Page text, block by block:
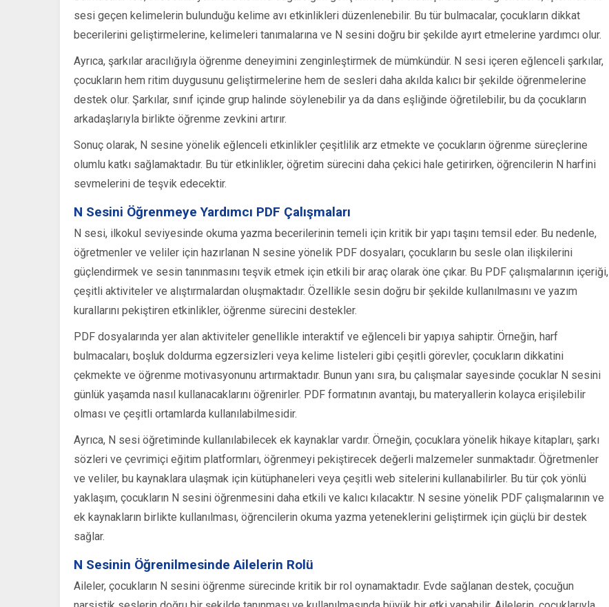
sesi geçen kelimelerin bulunduğu kelime avı etkinlikleri düzenlenebilir. Bu tür bulmacalar, çocukların dikkat
becerilerini geliştirmelerine, kelimeleri tanımalarına ve N sesini doğru bir şekilde ayırt etmelerine yardımcı olur.
Ayrıca, şarkılar aracılığıyla öğrenme deneyimini zenginleştirmek de mümkündür. N sesi içeren eğlenceli şarkılar,
çocukların hem ritim duygusunu geliştirmelerine hem de sesleri daha akılda kalıcı bir şekilde öğrenmelerine
destek olur. Şarkılar, sınıf içinde grup halinde söylenebilir ya da dans eşliğinde öğretilebilir, bu da çocukların
arkadaşlarıyla birlikte öğrenme zevkini artırır.
Sonuç olarak, N sesine yönelik eğlenceli etkinlikler çeşitlilik arz etmekte ve çocukların öğrenme süreçlerine
olumlu katkı sağlamaktadır. Bu tür etkinlikler, öğretim sürecini daha çekici hale getirirken, öğrencilerin N harfini
sevmelerini de teşvik edecektir.
N Sesini Öğrenmeye Yardımcı PDF Çalışmaları
N sesi, ilkokul seviyesinde okuma yazma becerilerinin temeli için kritik bir yapı taşını temsil eder. Bu nedenle,
öğretmenler ve veliler için hazırlanan N sesine yönelik PDF dosyaları, çocukların bu sesle olan ilişkilerini
güçlendirmek ve sesin tanınmasını teşvik etmek için etkili bir araç olarak öne çıkar. Bu PDF çalışmalarının içeriği,
çeşitli aktiviteler ve alıştırmalardan oluşmaktadır. Özellikle sesin doğru bir şekilde kullanılmasını ve yazım
kurallarını pekiştiren etkinlikler, öğrenme sürecini destekler.
PDF dosyalarında yer alan aktiviteler genellikle interaktif ve eğlenceli bir yapıya sahiptir. Örneğin, harf
bulmacaları, boşluk doldurma egzersizleri veya kelime listeleri gibi çeşitli görevler, çocukların dikkatini
çekmekte ve öğrenme motivasyonunu artırmaktadır. Bunun yanı sıra, bu çalışmalar sayesinde çocuklar N sesini
günlük yaşamda nasıl kullanacaklarını öğrenirler. PDF formatının avantajı, bu materyallerin kolayca erişilebilir
olması ve çeşitli ortamlarda kullanılabilmesidir.
Ayrıca, N sesi öğretiminde kullanılabilecek ek kaynaklar vardır. Örneğin, çocuklara yönelik hikaye kitapları, şarkı
sözleri ve çevrimiçi eğitim platformları, öğrenmeyi pekiştirecek değerli malzemeler sunmaktadır. Öğretmenler
ve veliler, bu kaynaklara ulaşmak için kütüphaneleri veya çeşitli web sitelerini kullanabilirler. Bu tür çok yönlü
yaklaşım, çocukların N sesini öğrenmesini daha etkili ve kalıcı kılacaktır. N sesine yönelik PDF çalışmalarının ve
ek kaynakların birlikte kullanılması, öğrencilerin okuma yazma yeteneklerini geliştirmek için güçlü bir destek
sağlar.
N Sesinin Öğrenilmesinde Ailelerin Rolü
Aileler, çocukların N sesini öğrenme sürecinde kritik bir rol oynamaktadır. Evde sağlanan destek, çocuğun